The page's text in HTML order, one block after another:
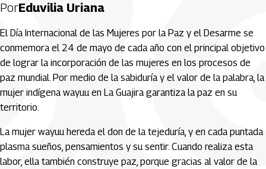
PorEduvilia Uriana
El Día Internacional de las Mujeres por la Paz y el Desarme se
conmemora el 24 de mayo de cada año con el principal objetivo
de lograr la incorporación de las mujeres en los procesos de
paz mundial. Por medio de la sabiduría y el valor de la palabra, la
mujer indígena wayuu en La Guajira garantiza la paz en su
territorio.
La mujer wayuu hereda el don de la tejeduría, y en cada puntada
plasma sueños, pensamientos y su sentir. Cuando realiza esta
labor, ella también construye paz, porque gracias al valor de la